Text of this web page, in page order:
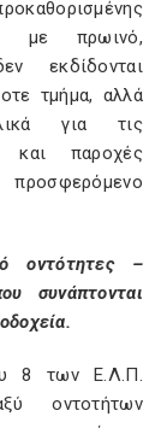
με πρωινό,
εκδίδονται
τμήμα, αλλά
για τις
και παροχές
προσφερόμενο
οντότητες –
συνάπτονται
8 των Ε.Λ.Π.
οντοτήτων